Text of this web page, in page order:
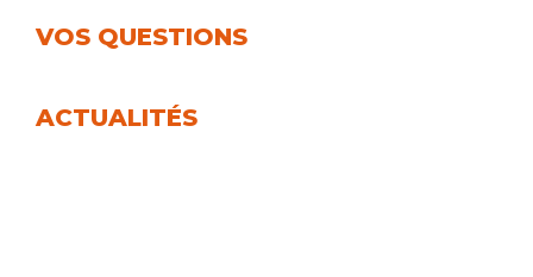
VOS QUESTIONS
ACTUALITÉS